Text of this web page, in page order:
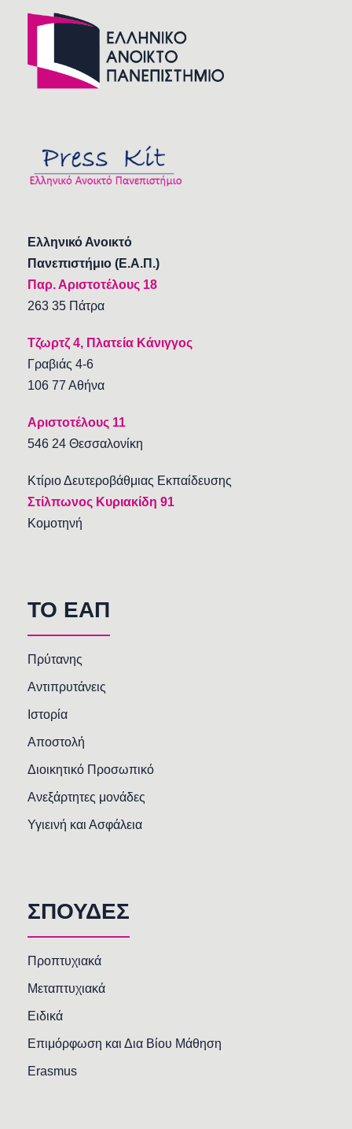
Ελληνικό Ανοικτό
Πανεπιστήμιο (Ε.Α.Π.)
Παρ. Αριστοτέλους 18
263 35 Πάτρα
Τζωρτζ 4, Πλατεία Κάνιγγος
Γραβιάς 4-6
106 77 Αθήνα
Αριστοτέλους 11
546 24 Θεσσαλονίκη
Κτίριο Δευτεροβάθμιας Εκπαίδευσης
Στίλπωνος Κυριακίδη 91
Κομοτηνή
TO EAΠ
Πρύτανης
Αντιπρυτάνεις
Ιστορία
Αποστολή
Διοικητικό Προσωπικό
Ανεξάρτητες μονάδες
Υγιεινή και Ασφάλεια
ΣΠΟΥΔΕΣ
Προπτυχιακά
Μεταπτυχιακά
Ειδικά
Επιμόρφωση και Δια Βίου Μάθηση
Erasmus